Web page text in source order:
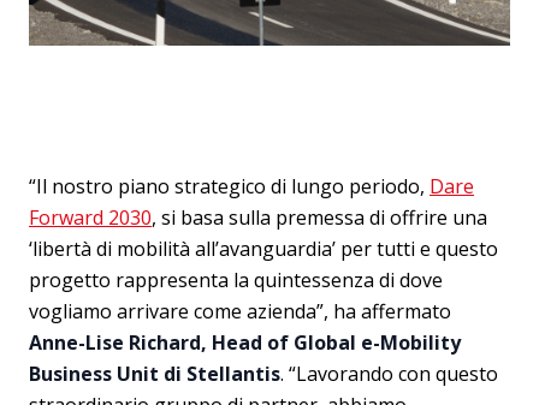
“Il nostro piano strategico di lungo periodo, Dare
Forward 2030, si basa sulla premessa di offrire una
‘libertà di mobilità all’avanguardia’ per tutti e questo
progetto rappresenta la quintessenza di dove
vogliamo arrivare come azienda”, ha affermato
Anne-Lise Richard, Head of Global e-Mobility
Business Unit di Stellantis. “Lavorando con questo